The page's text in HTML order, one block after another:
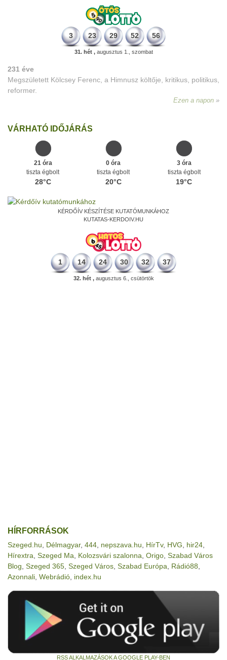
3 23 29 52 56
31. hét ,augusztus 1., szombat
231 éve
Megszületett Kölcsey Ferenc, a Himnusz költője, kritikus, politikus,
reformer.
Ezen a napon
VÁRHATÓ IDŐJÁRÁS
21 óra
tiszta égbolt
28°C
0 óra
tiszta égbolt
20°C
3 óra
tiszta égbolt
19°C
KÉRDŐÍV KÉSZÍTÉSE KUTATÓMUNKÁHOZ
KUTATAS-KERDOIV.HU
1 14 24 30 32 37
32. hét ,augusztus 6., csütörtök
HÍRFORRÁSOK
Szeged.hu Délmagyar, 444 nepszava.hu HírTv, HVG hir24
Hírextra Szeged Ma Kolozsvári szalonna Origo Szabad Város
Blog Szeged 365 Szeged Város Szabad Európa Rádió88
Azonnali Webrádió index.hu
RSS ALKALMAZÁSOK A GOOGLE PLAY-BEN